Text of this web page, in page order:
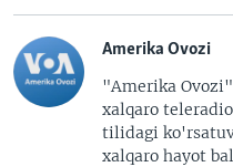
Amerika Ovozi
"Amerika
xalqaro
tilidagi
xalqaro hayot